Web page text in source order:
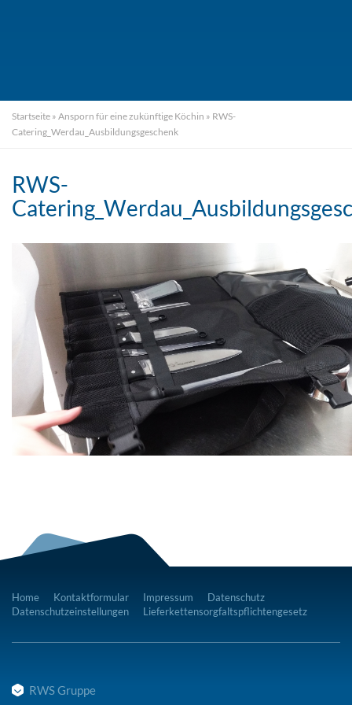
Startseite » Ansporn für eine zukünftige Köchin » RWS-
Catering_Werdau_Ausbildungsgeschenk
RWS-
Home Kontaktformular Impressum
Datenschutz
Datenschutzeinstellungen
Lieferkettensorgfaltspflichtengesetz
RWS Gruppe